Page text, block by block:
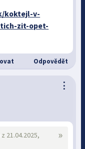
koktejl-v-
zit-opet-
Odpovědět
⋮
»
z 21.04.2025,